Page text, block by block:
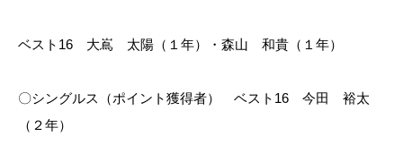
ベスト16 大嶌 太陽（１年）・森山 和貴（１年）
〇シングルス（ポイント獲得者） ベスト16 今田 裕太
（２年）